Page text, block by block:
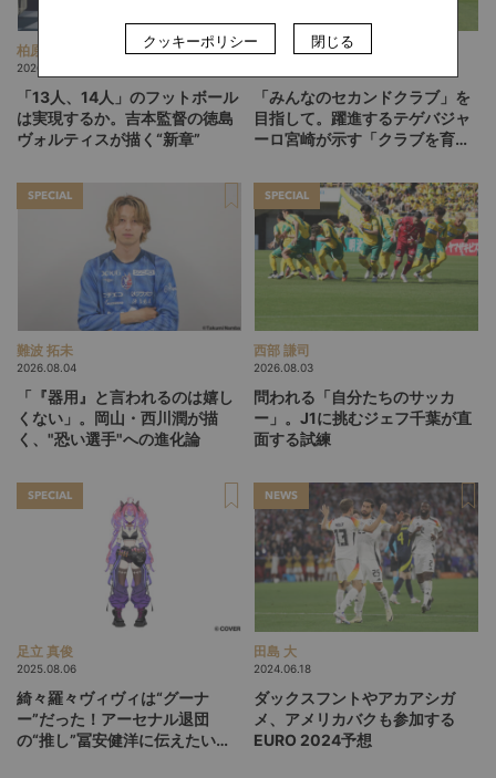
柏原 敏
2026.08.06
「13人、14人」のフットボール
は実現するか。吉本監督の徳島
ヴォルティスが描く“新章”
ひぐらしひなつ
「みんなのセカンドクラブ」を
目指して。躍進するテゲバジャ
ーロ宮崎が示す「クラブを育て
SPECIAL
難波 拓未
2026.08.04
「『器用』と言われるのは嬉し
くない」。岡山・西川潤が描
く、"恐い選手"への進化論
SPECIAL
西部 謙司
2026.08.03
問われる「自分たちのサッカ
ー」。J1に挑むジェフ千葉が直
面する試練
SPECIAL
足立 真俊
2025.08.06
綺々羅々ヴィヴィは“グーナ
ー”だった！アーセナル退団
の“推し”冨安健洋に伝えたい感
NEWS
田島 大
2024.06.18
ダックスフントやアカアシガ
メ、アメリカバクも参加する
EURO 2024予想
クッキーポリシー 閉じる